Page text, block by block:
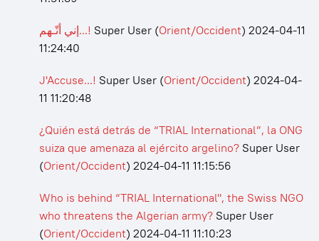
إني أتّـهم...! Super User (Orient/Occident) 2024-04-11
11:24:40
J'Accuse...! Super User (Orient/Occident) 2024-04-
11 11:20:48
¿Quién está detrás de “TRIAL International”, la ONG
suiza que amenaza al ejército argelino? Super User
(Orient/Occident) 2024-04-11 11:15:56
Who is behind “TRIAL International", the Swiss NGO
who threatens the Algerian army? Super User
(Orient/Occident) 2024-04-11 11:10:23